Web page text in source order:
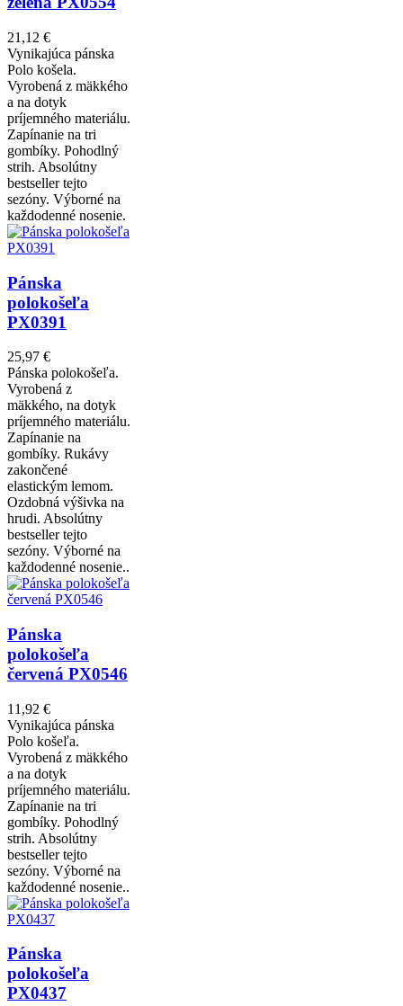
21,12 €
Vynikajúca pánska
Polo košela.
Vyrobená z mäkkého
a na dotyk
príjemného materiálu.
Zapínanie na tri
gombíky. Pohodlný
strih. Absolútny
bestseller tejto
sezóny. Výborné na
každodenné nosenie.
Pánska
polokošeľa
PX0391
25,97 €
Pánska polokošeľa.
Vyrobená z
mäkkého, na dotyk
príjemného materiálu.
Zapínanie na
gombíky. Rukávy
zakončené
elastickým lemom.
Ozdobná výšivka na
hrudi. Absolútny
bestseller tejto
sezóny. Výborné na
každodenné nosenie..
Pánska
polokošeľa
červená PX0546
11,92 €
Vynikajúca pánska
Polo košeľa.
Vyrobená z mäkkého
a na dotyk
príjemného materiálu.
Zapínanie na tri
gombíky. Pohodlný
strih. Absolútny
bestseller tejto
sezóny. Výborné na
každodenné nosenie..
Pánska
polokošeľa
PX0437